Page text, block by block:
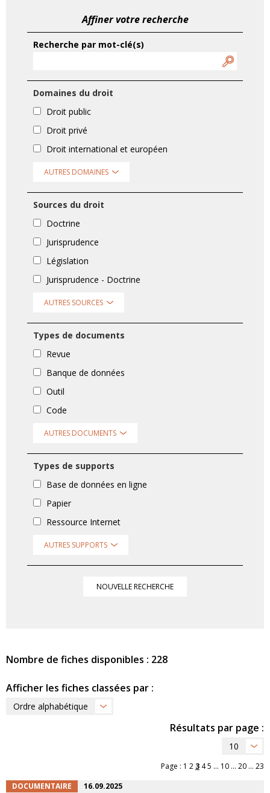
Affiner votre recherche
Recherche par mot-clé(s)
Domaines du droit
Droit public
Droit privé
Droit international et européen
AUTRES DOMAINES
Sources du droit
Doctrine
Jurisprudence
Législation
Jurisprudence - Doctrine
AUTRES SOURCES
Types de documents
Revue
Banque de données
Outil
Code
AUTRES DOCUMENTS
Types de supports
Base de données en ligne
Papier
Ressource Internet
AUTRES SUPPORTS
NOUVELLE RECHERCHE
Nombre de fiches disponibles : 228
Afficher les fiches classées par :
Ordre alphabétique
Résultats par page :
10
Page : 1 2 3 45 ... 10 ... 20 ... 23
DOCUMENTAIRE
16.09.2025